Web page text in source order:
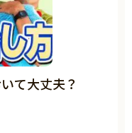
て大丈夫？